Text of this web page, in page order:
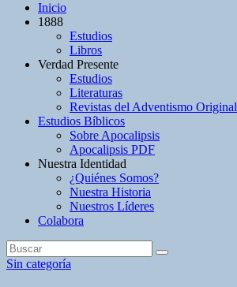
Inicio
1888
Estudios
Libros
Verdad Presente
Estudios
Literaturas
Revistas del Adventismo Original
Estudios Bíblicos
Sobre Apocalipsis
Apocalipsis PDF
Nuestra Identidad
¿Quiénes Somos?
Nuestra Historia
Nuestros Líderes
Colabora
Sin categoría